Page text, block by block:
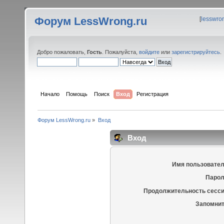
Форум LessWrong.ru [
Добро пожаловать, Гость . Пожалуйста, войдите или зарегистрируйтесь
Начало Помощь Поиск Вход Регистрация
Форум LessWrong.ru » Вход
Вход
Имя
Продолжительность